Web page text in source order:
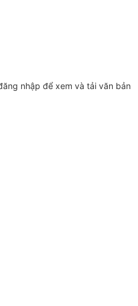
nhập để xem và tải văn bản